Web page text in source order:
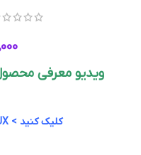
ویدیو معرفی
کلیک کنید > Instagram: @QUIK_LUX